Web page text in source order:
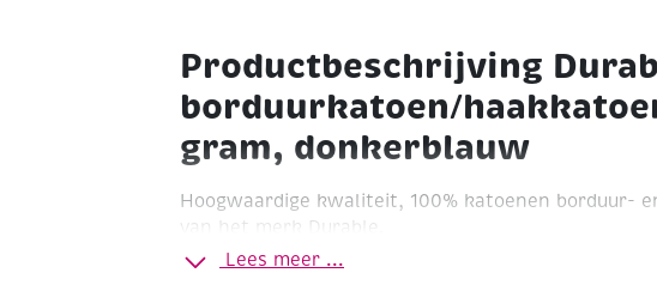
Productbeschrijving
borduurkatoen/
gram, donkerblauw
Hoogwaardige kwaliteit, 100% katoenen borduur-
van het merk Durable.
Haaknaald 1 - 1,5Bolletje 20 gram
Lees meer ...